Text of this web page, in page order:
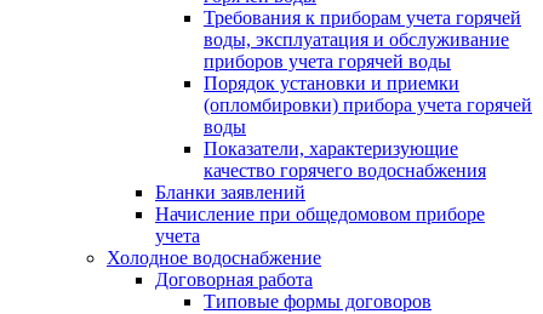
Требования к приборам учета горячей
воды, эксплуатация и обслуживание
приборов учета горячей воды
Порядок установки и приемки
(опломбировки) прибора учета горячей
воды
Показатели, характеризующие
качество горячего водоснабжения
Бланки заявлений
Начисление при общедомовом приборе
учета
Холодное водоснабжение
Договорная работа
Типовые формы договоров